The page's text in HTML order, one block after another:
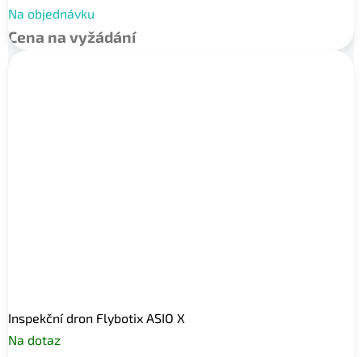
Na objednávku
Cena na vyžádání
Inspekční dron Flybotix ASIO X
Na dotaz